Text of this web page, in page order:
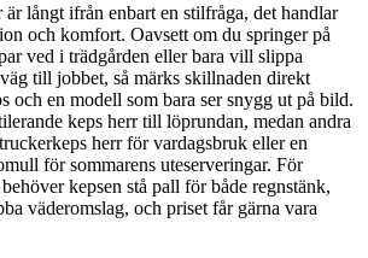
långt ifrån enbart en stilfråga, det handlar
och komfort. Oavsett om du springer på
ved i trädgården eller bara vill slippa
till jobbet, så märks skillnaden direkt
och en modell som bara ser snygg ut på bild.
keps herr till löprundan, medan andra
herr för vardagsbruk eller en
för sommarens uteserveringar. För
kepsen stå pall för både regnstänk,
väderomslag, och priset får gärna vara